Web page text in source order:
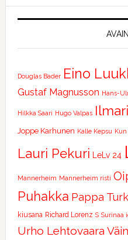
Douglas Bader Eino
Gustaf Magnusson Hans-
Hilkka Saari Hugo Valpas
Joppe Karhunen Kalle Kepsu
Lauri Pekuri LeLv 24
Mannerheim Mannerheim risti
Puhakka Pappa
kiusana Richard Lorenz S Surinaa
Urho Lehtovaara